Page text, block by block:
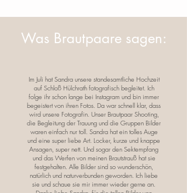
Was Brautpaare sagen:
Im Juli hat Sandra unsere standesamtliche Hochzeit
auf Schloß Hülchrath fotografisch begleitet. Ich
folge ihr schon lange bei Instagram und bin immer
begeistert von ihren Fotos. Da war schnell klar, dass
wird unsere Fotografin. Unser Brautpaar Shooting,
die Begleitung der Trauung und die Gruppen Bilder
waren einfach nur toll. Sandra hat ein tolles Auge
und eine super liebe Art. Locker, kurze und knappe
Ansagen, super nett. Und sogar den Sektempfang
und das Werfen von meinen Brautstrauß hat sie
festgehalten. Alle Bilder sind so wunderschön,
natürlich und naturverbunden geworden. Ich liebe
sie und schaue sie mir immer wieder gerne an.